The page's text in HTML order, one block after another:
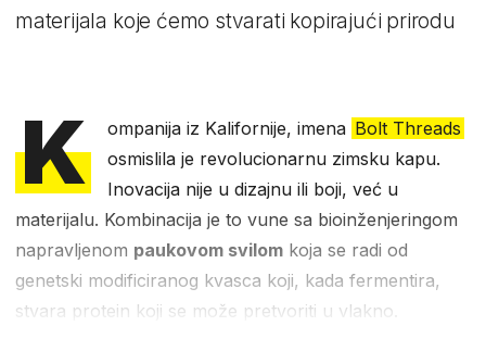
materijala koje ćemo stvarati kopirajući prirodu
K ompanija iz Kalifornije, imena Bolt Threads
osmislila je revolucionarnu zimsku kapu.
Inovacija nije u dizajnu ili boji, već u
materijalu. Kombinacija je to vune sa bioinženjeringom
napravljenom paukovom svilom koja se radi od
genetski modificiranog kvasca koji, kada fermentira,
stvara protein koji se može pretvoriti u vlakno.